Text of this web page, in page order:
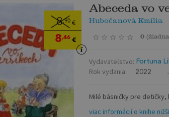
8,90 €
8,46 €
Abeceda vo
Hubočanová Emília
0 (
Vydavateľstvo: Fortuna
Rok vydania: 2022
Milé básničky pre
viac informácií o knihe